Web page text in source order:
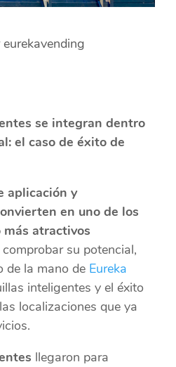
eurekavending
se integran dentro
el caso de éxito de
aplicación y
en uno de los
más atractivos
comprobar su potencial,
de la mano de Eureka
inteligentes y el éxito
localizaciones que ya
llegaron para